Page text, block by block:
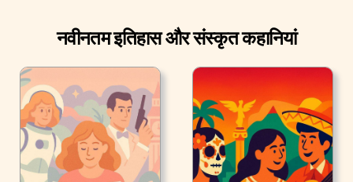
नवीनतम इतिहास और संस्कृत कहानियां